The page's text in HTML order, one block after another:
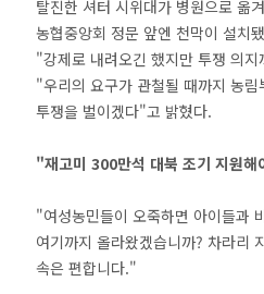
탈진한 셔터 시위대가 병원으로 옮
농협중앙회 정문 앞엔 천막이 설치
"강제로 내려오긴 했지만 투쟁 의
"우리의 요구가 관철될 때까지 농
투쟁을 벌이겠다"고 밝혔다.
"재고미 300만석 대북 조기 지원해
"여성농민들이 오죽하면 아이들과
여기까지 올라왔겠습니까? 차라리
속은 편합니다."